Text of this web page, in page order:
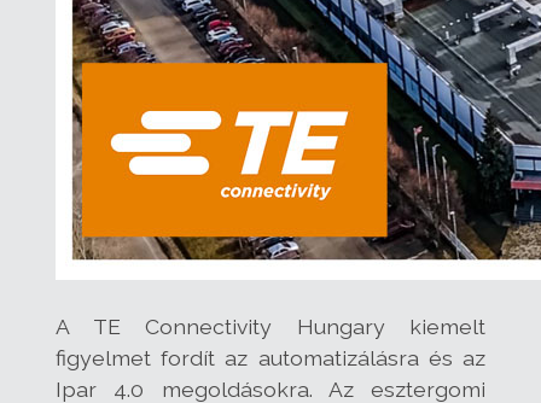
A TE Connectivity Hungary kiemelt
figyelmet fordít az automatizálásra és az
Ipar 4.0 megoldásokra. Az esztergomi